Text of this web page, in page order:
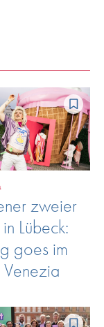
zweier
Lübeck:
goes im
Venezia